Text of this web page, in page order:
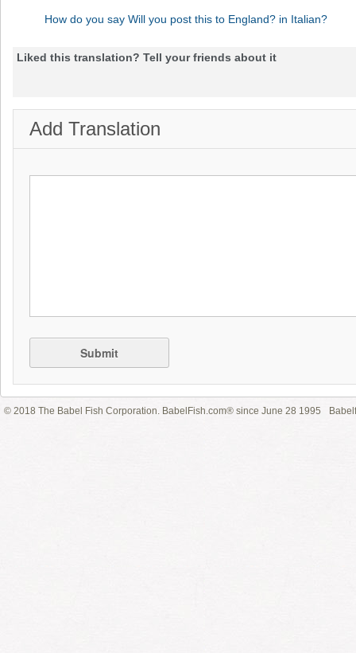
How do you say Will you post this to England? in Italian?
Liked this translation? Tell your friends about it
Add Translation
Submit
© 2018 The Babel Fish Corporation. BabelFish.com® since June 28 1995